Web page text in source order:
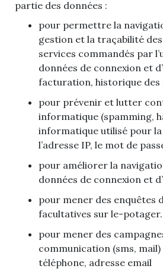
partie des données :
pour permettre la
gestion et la traçabilité
services commandés par
données de connexion et
facturation, historique des
pour prévenir et lutter
informatique (spamming,
informatique utilisé pour
l’adresse IP, le mot de
pour améliorer la
données de connexion et
pour mener des enquêtes
facultatives sur le-
pour mener des
communication (sms,
téléphone, adresse email